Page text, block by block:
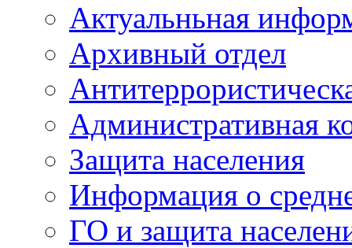
Актуальньная
Архивный отдел
Административная
Защита населения
Информация о
ГО и защита